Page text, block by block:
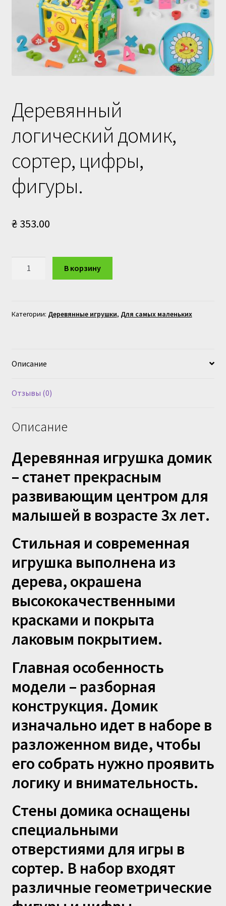
Доставка и оплата
Деревянный
логический домик,
сортер, цифры,
фигуры.
₴353.00
домик,
В корзину
Категории: Деревянные игрушки, Для самых маленьких
Описание
Отзывы (0)
Описание
Деревянная игрушка домик
– станет прекрасным
развивающим центром для
малышей в возрасте 3х лет.
Стильная и современная
игрушка выполнена из
дерева, окрашена
высококачественными
красками и покрыта
лаковым покрытием.
Главная особенность
модели – разборная
конструкция. Домик
изначально идет в наборе в
разложенном виде, чтобы
его собрать нужно проявить
логику и внимательность.
Стены домика оснащены
специальными
отверстиями для игры в
сортер. В набор входят
различные геометрические